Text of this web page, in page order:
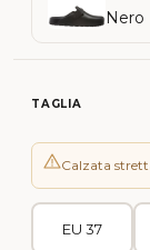
Nero
TAGLIA
Calzata
EU 37